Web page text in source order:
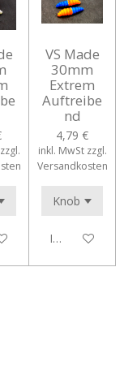
VS Made
30mm
Extrem
Auftreibe
nd
4,79 €
inkl. MwSt zzgl.
Versandkosten
In den